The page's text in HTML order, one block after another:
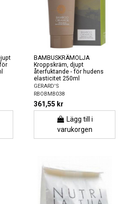
BAMBUSKRÄMOLJA
Kroppskräm, djupt
återfuktande - för hudens
elasticitet 250ml
GERARD'S
RBOBMB038
361,55 kr
Lägg till i
varukorgen